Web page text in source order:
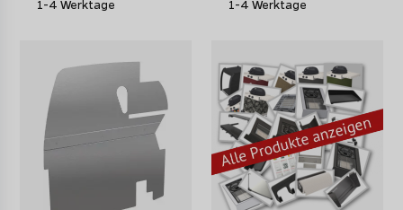
1-4 Werktage
1-4 Werktage